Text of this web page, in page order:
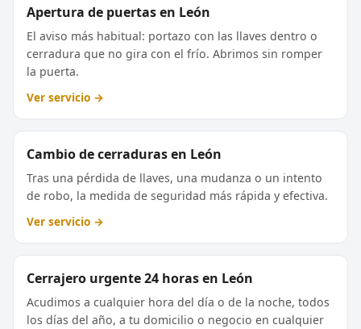
Apertura de puertas en León
El aviso más habitual: portazo con las llaves dentro o
cerradura que no gira con el frío. Abrimos sin romper
la puerta.
Ver servicio →
Cambio de cerraduras en León
Tras una pérdida de llaves, una mudanza o un intento
de robo, la medida de seguridad más rápida y efectiva.
Ver servicio →
Cerrajero urgente 24 horas en León
Acudimos a cualquier hora del día o de la noche, todos
los días del año, a tu domicilio o negocio en cualquier